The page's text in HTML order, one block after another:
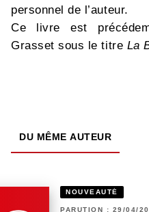
personnel de l’auteur.
Ce livre est
Grasset sous le titre La
DU MÊME AUTEUR
NOUVEAUTÉ
PARUTION : 29/04/